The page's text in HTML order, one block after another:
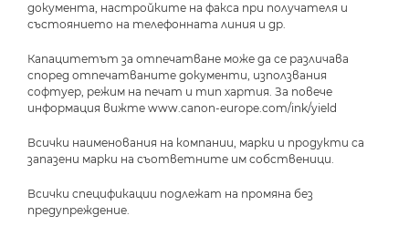
документа, настройките на факса при получателя и
състоянието на телефонната линия и др.
Капацитетът за отпечатване може да се различава
според отпечатваните документи, използвания
софтуер, режим на печат и тип хартия. За повече
информация вижте www.canon-europe.com/ink/yield
Всички наименования на компании, марки и продукти са
запазени марки на съответните им собственици.
Всички спецификации подлежат на промяна без
предупреждение.